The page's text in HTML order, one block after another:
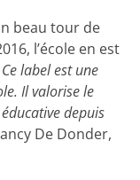
beau tour de
l’école en est
Ce label est une
Il valorise le
depuis
De Donder,